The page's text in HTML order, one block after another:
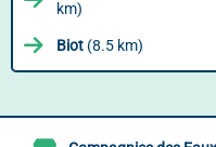
km)
Biot (8.5 km)